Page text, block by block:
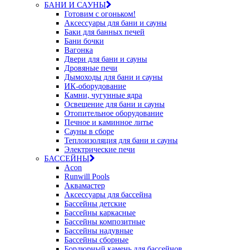
БАНИ И САУНЫ
Готовим с огоньком!
Аксессуары для бани и сауны
Баки для банных печей
Бани бочки
Вагонка
Двери для бани и сауны
Дровяные печи
Дымоходы для бани и сауны
ИК-оборудование
Камни, чугунные ядра
Освещение для бани и сауны
Отопительное оборудование
Печное и каминное литье
Сауны в сборе
Теплоизоляция для бани и сауны
Электрические печи
БАССЕЙНЫ
Acon
Runwill Pools
Аквамастер
Аксессуары для бассейна
Бассейны детские
Бассейны каркасные
Бассейны композитные
Бассейны надувные
Бассейны сборные